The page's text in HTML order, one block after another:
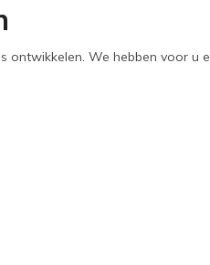
ontwikkelen. We hebben voor